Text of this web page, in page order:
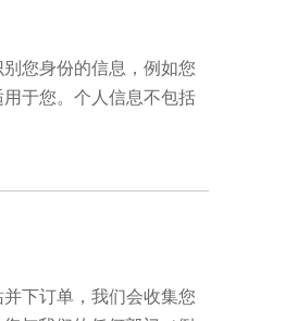
您身份的信息，例如您
于您。个人信息不包括
下订单，我们会收集您